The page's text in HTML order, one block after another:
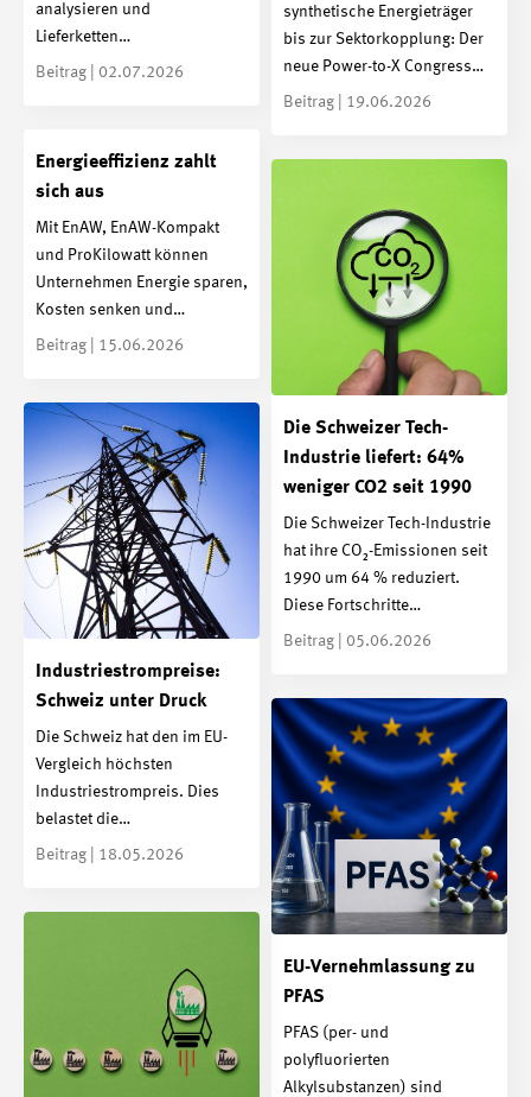
analysieren und
Lieferketten…
Beitrag | 02.07.2026
synthetische Energieträger
bis zur Sektorkopplung: Der
neue Power-to-X Congress…
Beitrag | 19.06.2026
Energieeffizienz zahlt
sich aus
Mit EnAW, EnAW-Kompakt
und ProKilowatt können
Unternehmen Energie sparen,
Kosten senken und…
Beitrag | 15.06.2026
Die Schweizer Tech-
Industrie liefert: 64%
weniger CO2 seit 1990
Die Schweizer Tech-Industrie
hat ihre CO₂-Emissionen seit
1990 um 64 % reduziert.
Diese Fortschritte…
Beitrag | 05.06.2026
Industriestrompreise:
Schweiz unter Druck
Die Schweiz hat den im EU-
Vergleich höchsten
Industriestrompreis. Dies
belastet die…
Beitrag | 18.05.2026
EU-Vernehmlassung zu
PFAS
PFAS (per- und
polyfluorierten
Alkylsubstanzen) sind